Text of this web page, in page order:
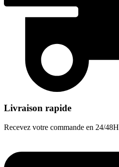
Livraison rapide
Recevez votre commande en 24/48H